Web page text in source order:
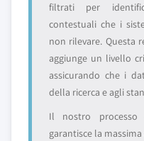
filtrati per
contestuali che i
non rilevare. Questa
aggiunge un livello
assicurando che i
della ricerca e agli
Il nostro
garantisce la